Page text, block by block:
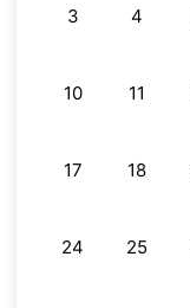
3 4
10 11
17 18
24 25